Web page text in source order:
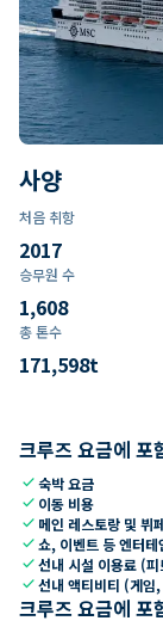
사양
처음 취항
2017
승무원 수
1,608
총 톤수
171,598t
크루즈 요금에 포
check숙박 요금
check 이동 비용
check 메인 레스토랑 및 뷔
check쇼, 이벤트 등 엔터테
check선내 시설 이용료 (
check선내 액티비티 (게임
크루즈 요금에 포